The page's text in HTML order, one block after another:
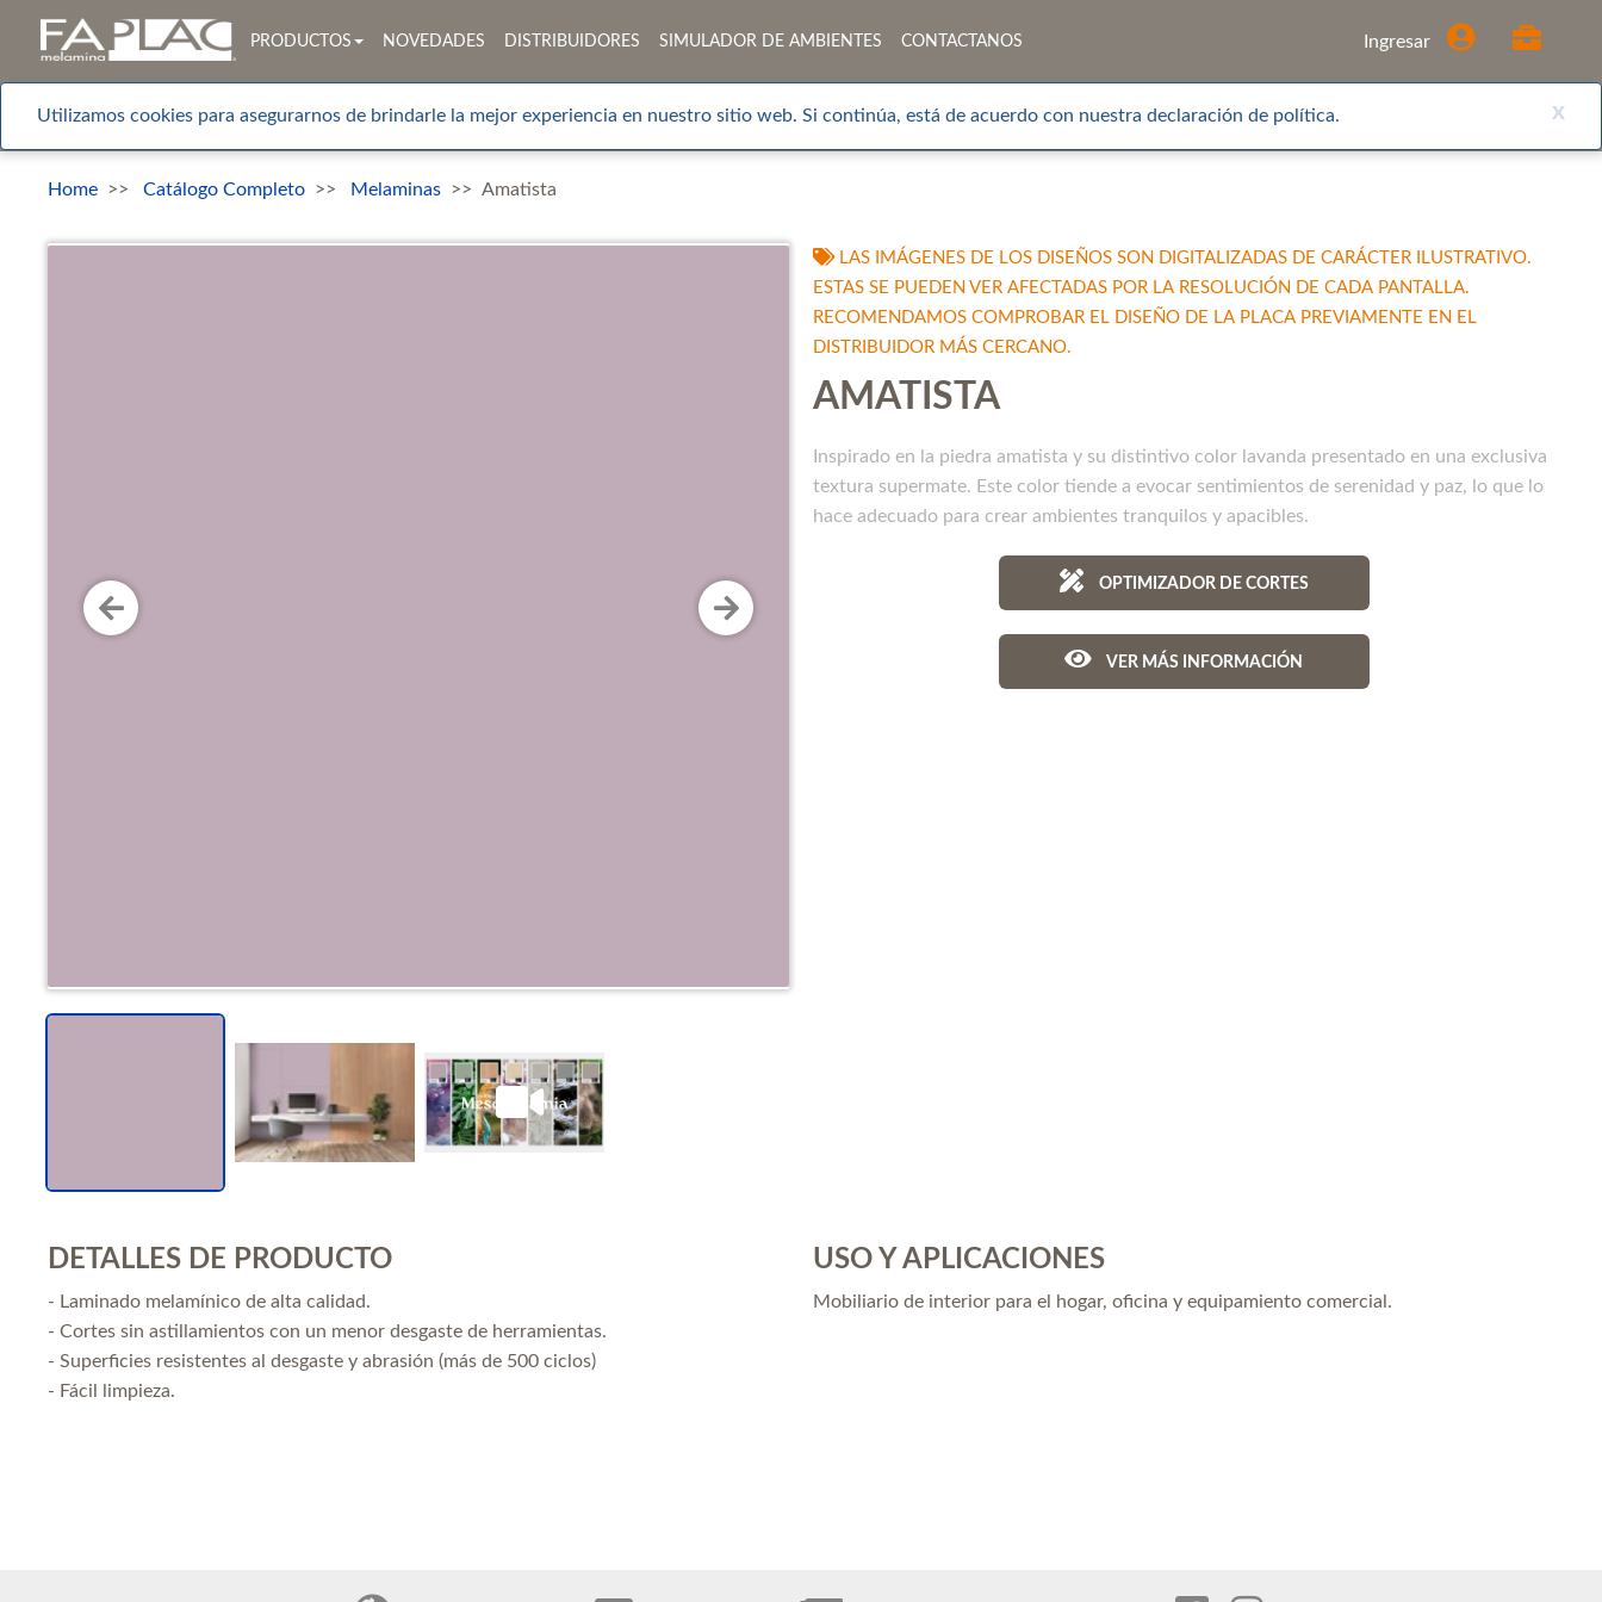
PRODUCTOS NOVEDADES DISTRIBUIDORES SIMULADOR DE AMBIENTES CONTACTANOS Ingresar
x
Utilizamos cookies para asegurarnos de brindarle la mejor experiencia en nuestro sitio web. Si continúa, está de acuerdo con nuestra declaración de política.
Home Catálogo Completo Melaminas Amatista
LAS IMÁGENES DE LOS DISEÑOS SON DIGITALIZADAS DE CARÁCTER ILUSTRATIVO.
ESTAS SE PUEDEN VER AFECTADAS POR LA RESOLUCIÓN DE CADA PANTALLA.
RECOMENDAMOS COMPROBAR EL DISEÑO DE LA PLACA PREVIAMENTE EN EL
DISTRIBUIDOR MÁS CERCANO.
AMATISTA
Inspirado en la piedra amatista y su distintivo color lavanda presentado en una exclusiva
textura supermate. Este color tiende a evocar sentimientos de serenidad y paz, lo que lo
hace adecuado para crear ambientes tranquilos y apacibles.
OPTIMIZADOR DE CORTES
VER MÁS INFORMACIÓN
DETALLES DE PRODUCTO
- Laminado melamínico de alta calidad.
- Cortes sin astillamientos con un menor desgaste de herramientas.
- Superficies resistentes al desgaste y abrasión (más de 500 ciclos)
- Fácil limpieza.
USO Y APLICACIONES
Mobiliario de interior para el hogar, oficina y equipamiento comercial.